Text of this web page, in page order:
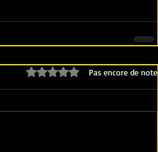
Noté 0 étoile sur 5. Pas encore de note